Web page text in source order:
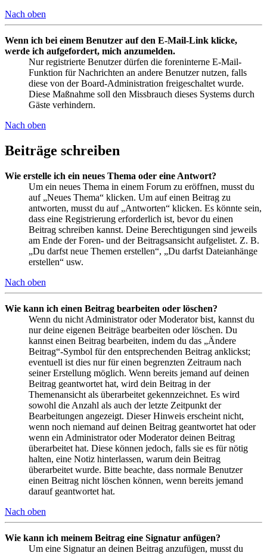
Nach oben
Wenn ich bei einem Benutzer auf den E-Mail-Link klicke,
werde ich aufgefordert, mich anzumelden.
Nur registrierte Benutzer dürfen die foreninterne E-Mail-
Funktion für Nachrichten an andere Benutzer nutzen, falls
diese von der Board-Administration freigeschaltet wurde.
Diese Maßnahme soll den Missbrauch dieses Systems durch
Gäste verhindern.
Nach oben
Beiträge schreiben
Wie erstelle ich ein neues Thema oder eine Antwort?
Um ein neues Thema in einem Forum zu eröffnen, musst du
auf „Neues Thema“ klicken. Um auf einen Beitrag zu
antworten, musst du auf „Antworten“ klicken. Es könnte sein,
dass eine Registrierung erforderlich ist, bevor du einen
Beitrag schreiben kannst. Deine Berechtigungen sind jeweils
am Ende der Foren- und der Beitragsansicht aufgelistet. Z. B.
„Du darfst neue Themen erstellen“, „Du darfst Dateianhänge
erstellen“ usw.
Nach oben
Wie kann ich einen Beitrag bearbeiten oder löschen?
Wenn du nicht Administrator oder Moderator bist, kannst du
nur deine eigenen Beiträge bearbeiten oder löschen. Du
kannst einen Beitrag bearbeiten, indem du das „Ändere
Beitrag“-Symbol für den entsprechenden Beitrag anklickst;
eventuell ist dies nur für einen begrenzten Zeitraum nach
seiner Erstellung möglich. Wenn bereits jemand auf deinen
Beitrag geantwortet hat, wird dein Beitrag in der
Themenansicht als überarbeitet gekennzeichnet. Es wird
sowohl die Anzahl als auch der letzte Zeitpunkt der
Bearbeitungen angezeigt. Dieser Hinweis erscheint nicht,
wenn noch niemand auf deinen Beitrag geantwortet hat oder
wenn ein Administrator oder Moderator deinen Beitrag
überarbeitet hat. Diese können jedoch, falls sie es für nötig
halten, eine Notiz hinterlassen, warum dein Beitrag
überarbeitet wurde. Bitte beachte, dass normale Benutzer
einen Beitrag nicht löschen können, wenn bereits jemand
darauf geantwortet hat.
Nach oben
Wie kann ich meinem Beitrag eine Signatur anfügen?
Um eine Signatur an deinen Beitrag anzufügen, musst du